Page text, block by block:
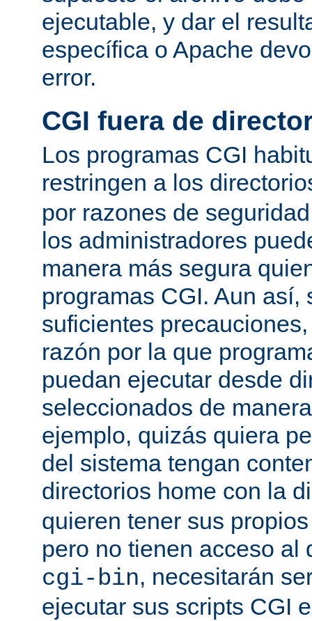
ejecutable, y dar el
específica o Apache
error.
CGI fuera de
Los programas CGI
restringen a los
por razones de
los administradores
manera más segura
programas CGI. Aun así,
suficientes
razón por la que
puedan ejecutar desde
seleccionados de
ejemplo, quizás quiera
del sistema tengan
directorios home con la
quieren tener sus
pero no tienen acceso al
cgi-bin, necesitarán
ejecutar sus scripts CGI